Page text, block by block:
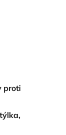
proti